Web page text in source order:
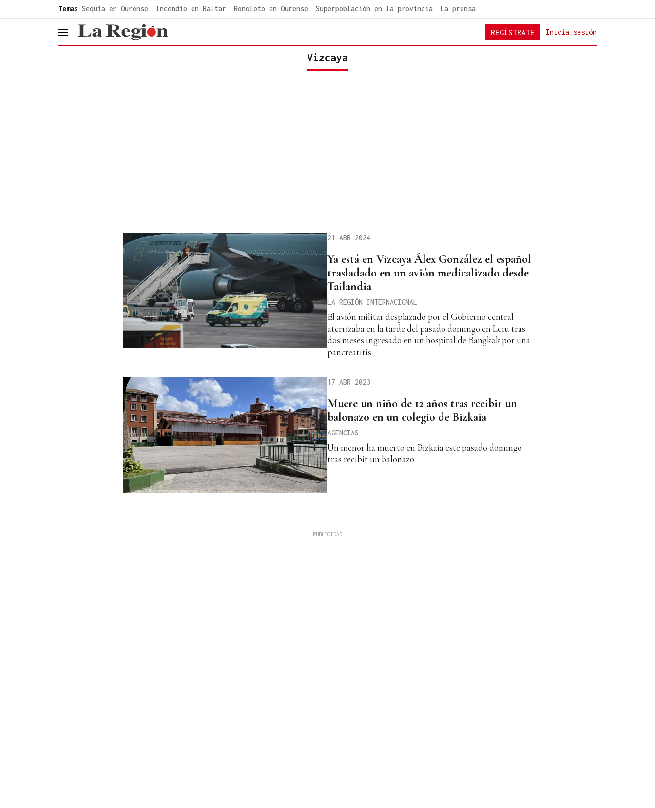
Temas Sequía en Ourense Incendio en Baltar Bonoloto en Ourense Superpoblación en la provincia La prensa
header.menu.open Inicia sesión
REGÍSTRATE
Vizcaya
21 ABR 2024
Ya está en Vizcaya Álex González el español
trasladado en un avión medicalizado desde
Tailandia
LA REGIÓN INTERNACIONAL
El avión militar desplazado por el Gobierno central
aterrizaba en la tarde del pasado domingo en Loiu tras
dos meses ingresado en un hospital de Bangkok por una
pancreatitis
17 ABR 2023
Muere un niño de 12 años tras recibir un
balonazo en un colegio de Bizkaia
AGENCIAS
Un menor ha muerto en Bizkaia este pasado domingo
tras recibir un balonazo